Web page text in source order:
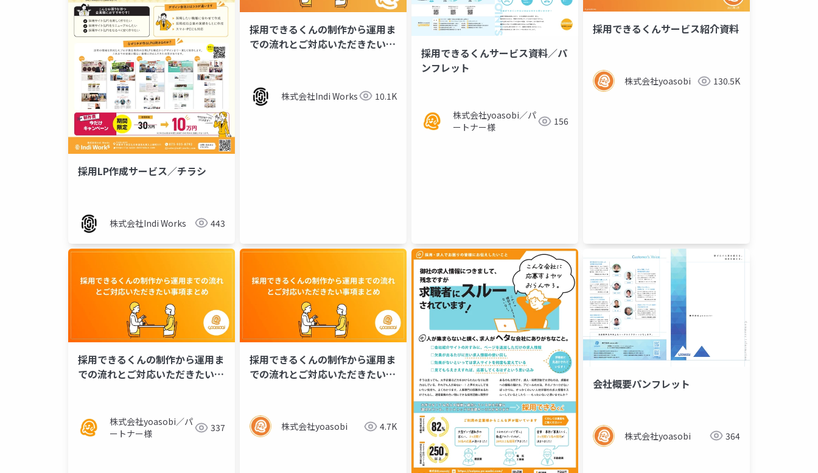
採用LP作成サービス／チラシ
株式会社Indi Works 443
採用できるくんの制作から運用ま
での流れとご対応いただきたい事
株式会社Indi Works 10.1K
採用できるくんサービス資料／パ
ンフレット
株式会社yoasobi／パ
ートナー様
156
採用できるくんサービス紹介資料
株式会社yoasobi 130.5K
採用できるくんの制作から運用ま
での流れとご対応いただきたい事
株式会社yoasobi／パ
ートナー様
337
採用できるくんの制作から運用ま
での流れとご対応いただきたい事
株式会社yoasobi 4.7K
会社概要パンフレット
株式会社yoasobi 364